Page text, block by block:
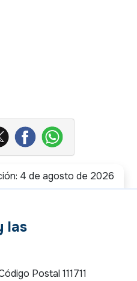
4 de agosto de 2026
las
Postal 111711